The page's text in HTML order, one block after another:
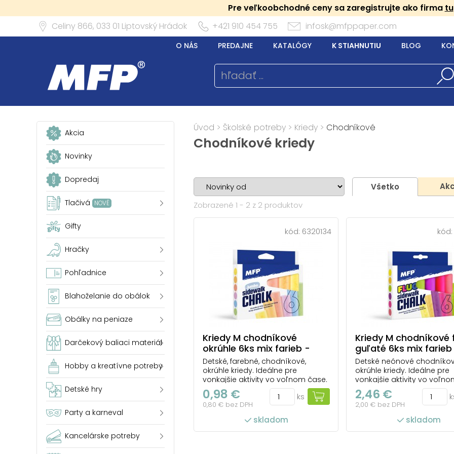
Pre veľkoobchodné ceny sa zaregistrujte ako firma tu
Celiny 866, 033 01 Liptovský Hrádok +421 910 454 755 infosk@mfppaper.com
O NÁS PREDAJNE KATALÓGY K STIAHNUTIU BLOG
Akcia
Novinky
Dopredaj
Tlačivá NOVÉ
Gifty
Hračky
Pohľadnice
Blahoželanie do obálok
Obálky na peniaze
Darčekový baliaci materiál
Hobby a kreatívne potreby
Detské hry
Party a karneval
Kancelárske potreby
Úvod > Školské potreby > Kriedy > Chodníkové
Chodníkové kriedy
Všetko
Zobrazené 1 - 2 z 2 produktov
kód: 6320134
Kriedy M chodníkové
okrúhle 6ks mix farieb -
krabička
Detské, farebné, chodníkové,
okrúhle kriedy. Ideálne pre
vonkajšie aktivity vo voľnom čase.
Kriedy sú dobre umývateľné
vodou. Tieto kriedy sú určené na
výtvarné a umelecké účely. BALENIE
OBSAHUJE: - 6 ks farebných
okrúhlych kried ( červená, ružová,
žltá, modrá, zelená, hnedá)
0,98 €
0,80 € bez DPH
ks
skladom
kód:
Kriedy M chodníkové
guľaté 6ks mix
škatuľka
Detské neónové
okrúhle kriedy. Ideálne pre
vonkajšie aktivity vo
Kriedy sú dobre umývateľné
vodou. Tieto kriedy sú
výtvarné a umelecké účely.
OBSAHUJE: - 6 ks
ružová, žltá, zelená,
fialová, červená Kriedy sú
2,46 €
2,00 € bez DPH
skladom